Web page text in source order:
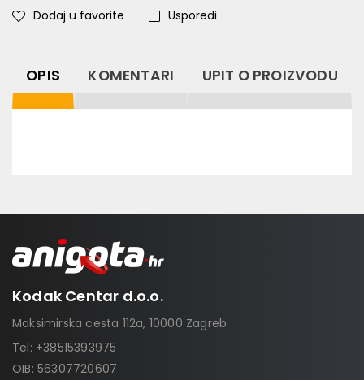
Dodaj u favorite Usporedi
OPIS KOMENTARI UPIT O PROIZVODU
Kodak Centar d.o.o.
Maksimirska cesta 112a, 10000 Zagreb
Tel: +38515393975
OIB: 56307720607